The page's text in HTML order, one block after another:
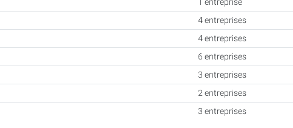
1 entreprise
4 entreprises
4 entreprises
6 entreprises
3 entreprises
2 entreprises
3 entreprises